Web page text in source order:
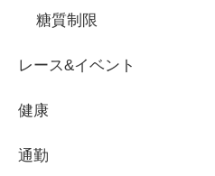
糖質制限
レース&イベント
健康
通勤